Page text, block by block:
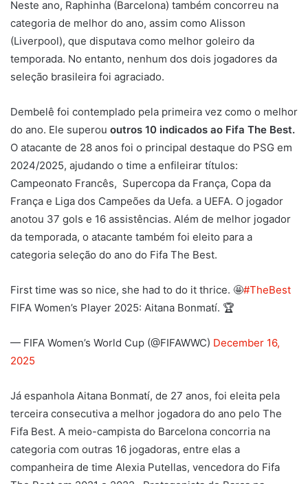
Neste ano, Raphinha (Barcelona) também concorreu na
categoria de melhor do ano, assim como Alisson
(Liverpool), que disputava como melhor goleiro da
temporada. No entanto, nenhum dos dois jogadores da
seleção brasileira foi agraciado.
Dembelê foi contemplado pela primeira vez como o melhor
do ano. Ele superou outros 10 indicados ao Fifa The Best.
O atacante de 28 anos foi o principal destaque do PSG em
2024/2025, ajudando o time a enfileirar títulos:
Campeonato Francês, Supercopa da França, Copa da
França e Liga dos Campeões da Uefa. a UEFA. O jogador
anotou 37 gols e 16 assistências. Além de melhor jogador
da temporada, o atacante também foi eleito para a
categoria seleção do ano do Fifa The Best.
First time was so nice, she had to do it thrice. 🤩#TheBest
FIFA Women’s Player 2025: Aitana Bonmatí. 🏆
— FIFA Women’s World Cup (@FIFAWWC) December 16,
2025
Já espanhola Aitana Bonmatí, de 27 anos, foi eleita pela
terceira consecutiva a melhor jogadora do ano pelo The
Fifa Best. A meio-campista do Barcelona concorria na
categoria com outras 16 jogadoras, entre elas a
companheira de time Alexia Putellas, vencedora do Fifa